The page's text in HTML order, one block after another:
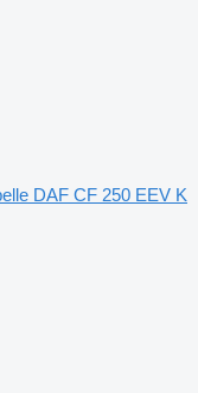
DAF CF 250 EEV K